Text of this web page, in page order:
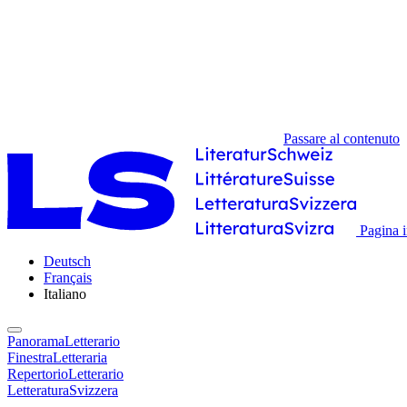
Passare al contenuto
Pagina
Deutsch
Français
Italiano
PanoramaLetterario
FinestraLetteraria
RepertorioLetterario
LetteraturaSvizzera